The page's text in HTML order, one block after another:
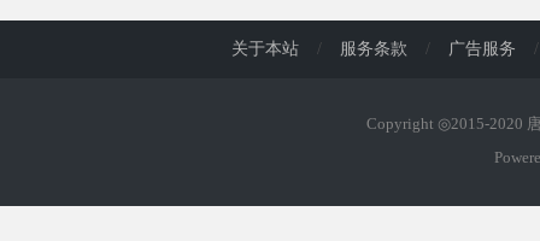
关于本站 / 服务条款 / 广告服务 /
Copyright ◎2015-2020